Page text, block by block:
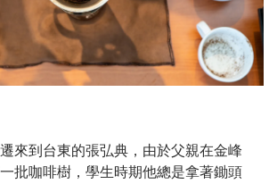
來到台東的張弘典，由於父親在金峰
批咖啡樹，學生時期他總是拿著鋤頭